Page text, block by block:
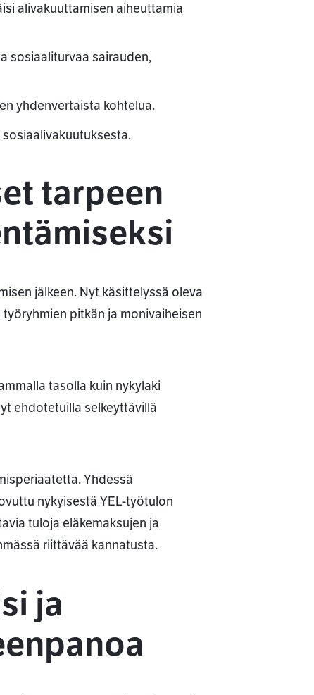
alivakuuttamisen aiheuttamia
sosiaaliturvaa sairauden,
yhdenvertaista kohtelua.
tarpeen
jälkeen. Nyt käsittelyssä oleva
pitkän ja monivaiheisen
tasolla kuin nykylaki
ehdotetuilla selkeyttävillä
Yhdessä
nykyisestä YEL-työtulon
tuloja eläkemaksujen ja
riittävää kannatusta.
ja